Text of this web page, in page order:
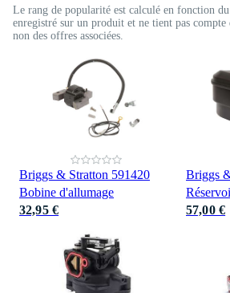
Le rang de popularité est calculé en fonction
enregistré sur un produit et ne tient pas compte
non des offres associées.
Briggs & Stratton 591420
Bobine d'allumage
32,95 €
Briggs
57,00 €